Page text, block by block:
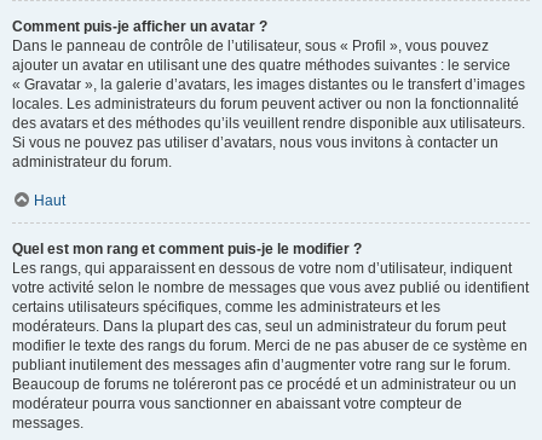
Comment puis-je afficher un avatar ?
Dans le panneau de contrôle de l’utilisateur, sous « Profil », vous pouvez
ajouter un avatar en utilisant une des quatre méthodes suivantes : le service
« Gravatar », la galerie d’avatars, les images distantes ou le transfert d’images
locales. Les administrateurs du forum peuvent activer ou non la fonctionnalité
des avatars et des méthodes qu’ils veuillent rendre disponible aux utilisateurs.
Si vous ne pouvez pas utiliser d’avatars, nous vous invitons à contacter un
administrateur du forum.
Haut
Quel est mon rang et comment puis-je le modifier ?
Les rangs, qui apparaissent en dessous de votre nom d’utilisateur, indiquent
votre activité selon le nombre de messages que vous avez publié ou identifient
certains utilisateurs spécifiques, comme les administrateurs et les
modérateurs. Dans la plupart des cas, seul un administrateur du forum peut
modifier le texte des rangs du forum. Merci de ne pas abuser de ce système en
publiant inutilement des messages afin d’augmenter votre rang sur le forum.
Beaucoup de forums ne toléreront pas ce procédé et un administrateur ou un
modérateur pourra vous sanctionner en abaissant votre compteur de
messages.